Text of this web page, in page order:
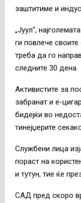
заштитиме и
„Јуул“,
ги повлече
треба да го
следните 30 дена.
Активистите за
забранат и е-
бидејќи во
тинејџерите
Службени лица
пораст на
и тутун, тие ќе
САД пред скоро